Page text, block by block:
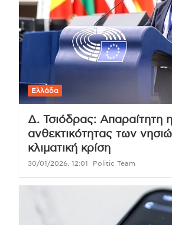
Ελλάδα
Δ. Τσιόδρας: Απαραίτητη
ανθεκτικότητας των
κλιματική κρίση
30/01/2026, 12:01 Politic Team